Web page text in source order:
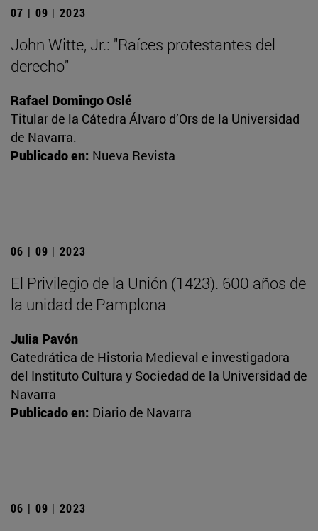
07 | 09 | 2023
John Witte, Jr.: "Raíces protestantes del
derecho"
Rafael Domingo Oslé
Titular de la Cátedra Álvaro d’Ors de la Universidad
de Navarra.
Publicado en: Nueva Revista
06 | 09 | 2023
El Privilegio de la Unión (1423). 600 años de
la unidad de Pamplona
Julia Pavón
Catedrática de Historia Medieval e investigadora
del Instituto Cultura y Sociedad de la Universidad de
Navarra
Publicado en: Diario de Navarra
06 | 09 | 2023